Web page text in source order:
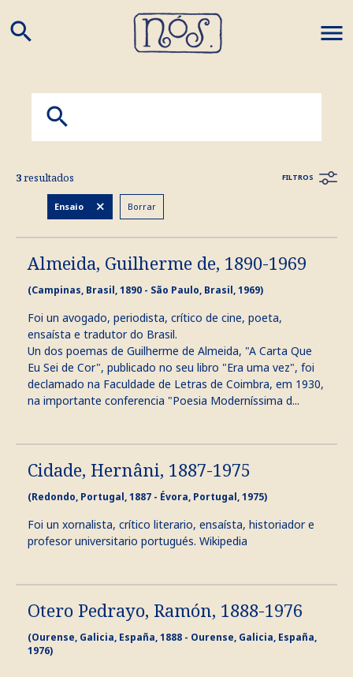
search
3resultados FILTROS
Ensaio Borrar
Almeida, Guilherme de, 1890-1969
(Campinas, Brasil, 1890 - São Paulo, Brasil, 1969)
Foi un avogado, periodista, crítico de cine, poeta,
ensaísta e tradutor do Brasil.
Un dos poemas de Guilherme de Almeida, "A Carta Que
Eu Sei de Cor", publicado no seu libro "Era uma vez", foi
declamado na Faculdade de Letras de Coimbra, em 1930,
na importante conferencia "Poesia Moderníssima d...
Cidade, Hernâni, 1887-1975
(Redondo, Portugal, 1887 - Évora, Portugal, 1975)
Foi un xornalista, crítico literario, ensaísta, historiador e
profesor universitario portugués. Wikipedia
Otero Pedrayo, Ramón, 1888-1976
(Ourense, Galicia, España, 1888 - Ourense, Galicia, España,
1976)